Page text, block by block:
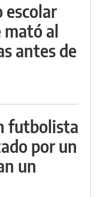
mató al
antes de
futbolista
por un
un